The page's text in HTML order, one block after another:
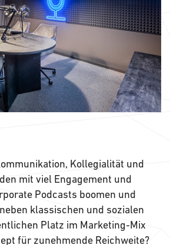
Kollegialität und
mit viel Engagement und
Podcasts boomen und
klassischen und sozialen
Platz im Marketing-Mix
für zunehmende Reichweite?